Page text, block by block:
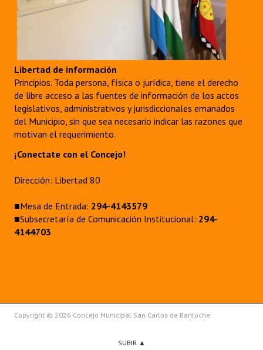
Libertad de información
Principios. Toda persona, física o jurídica, tiene el derecho
de libre acceso a las fuentes de información de los actos
legislativos, administrativos y jurisdiccionales emanados
del Municipio, sin que sea necesario indicar las razones que
motivan el requerimiento.
¡Conectate con el Concejo!
Dirección: Libertad 80
■Mesa de Entrada: 294-4143579
■Subsecretaría de Comunicación Institucional: 294-
4144703
Copyright © 2026 Concejo Municipal San Carlos de Bariloche.
SUBIR ▲